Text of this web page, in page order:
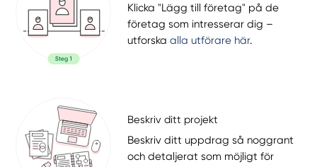
Klicka "Lägg till företag" på de
företag som intresserar dig –
utforskaalla utförare här.
Beskriv ditt projekt
Beskriv ditt uppdrag så noggrant
och detaljerat som möjligt för